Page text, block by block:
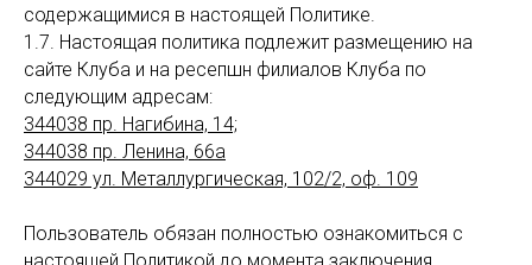
содержащимися в настоящей Политике.
1.7. Настоящая политика подлежит размещению на
сайте Клуба и на ресепшн филиалов Клуба по
следующим адресам:
344038 пр. Нагибина, 14;
344038 пр. Ленина, 66а
344029 ул. Металлургическая, 102/2, оф. 109
Пользователь обязан полностью ознакомиться с